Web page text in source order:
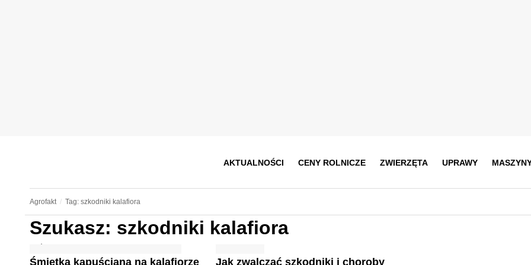
AKTUALNOŚCI CENY ROLNICZE ZWIERZĘTA UPRAWY
Agrofakt Tag: szkodniki kalafiora
Szukasz: szkodniki kalafiora
Śmietka kapuściana na kalafiorze Jak zwalczać szkodniki i choroby